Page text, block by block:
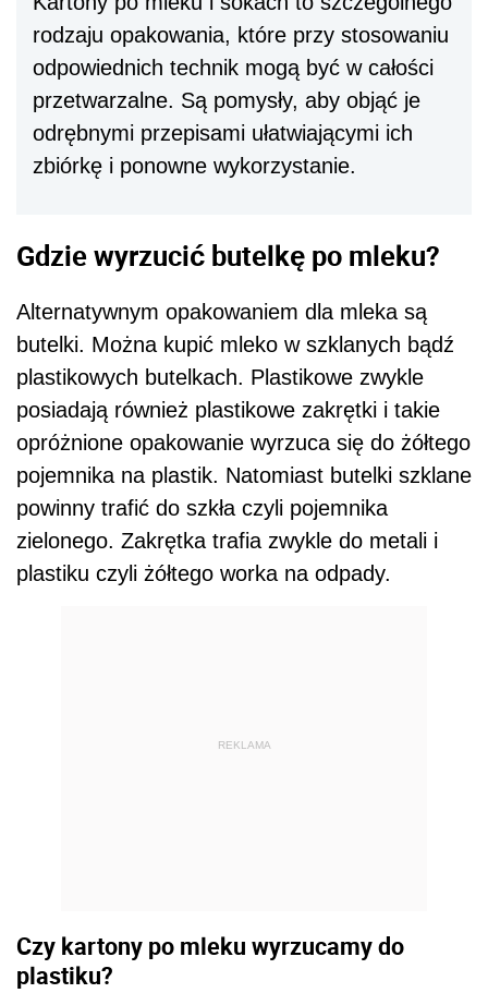
rodzaju opakowania, które przy stosowaniu
odpowiednich technik mogą być w całości
przetwarzalne. Są pomysły, aby objąć je
odrębnymi przepisami ułatwiającymi ich
zbiórkę i ponowne wykorzystanie.
Gdzie wyrzucić butelkę po mleku?
Alternatywnym opakowaniem dla mleka są
butelki. Można kupić mleko w szklanych bądź
plastikowych butelkach. Plastikowe zwykle
posiadają również plastikowe zakrętki i takie
opróżnione opakowanie wyrzuca się do żółtego
pojemnika na plastik. Natomiast butelki szklane
powinny trafić do szkła czyli pojemnika
zielonego. Zakrętka trafia zwykle do metali i
plastiku czyli żółtego worka na odpady.
REKLAMA
Czy kartony po mleku wyrzucamy do
plastiku?